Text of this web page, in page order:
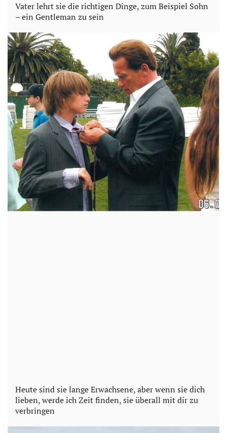
Vater lehrt sie die richtigen Dinge, zum Beispiel Sohn
– ein Gentleman zu sein
Heute sind sie lange Erwachsene, aber wenn sie dich
lieben, werde ich Zeit finden, sie überall mit dir zu
verbringen